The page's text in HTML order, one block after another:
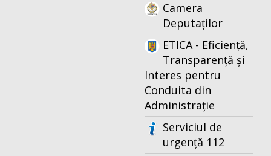
Camera
Deputaților
ETICA - Eficiență,
Transparență și
Interes pentru
Conduita din
Administrație
Serviciul de
urgență 112